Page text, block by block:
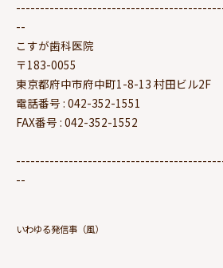
--
こすが歯科医院
〒183-0055
東京都府中市府中町1-8-13 村田ビル2F
電話番号 : 042-352-1551
FAX番号 : 042-352-1552
--
いわゆる発信事（風）